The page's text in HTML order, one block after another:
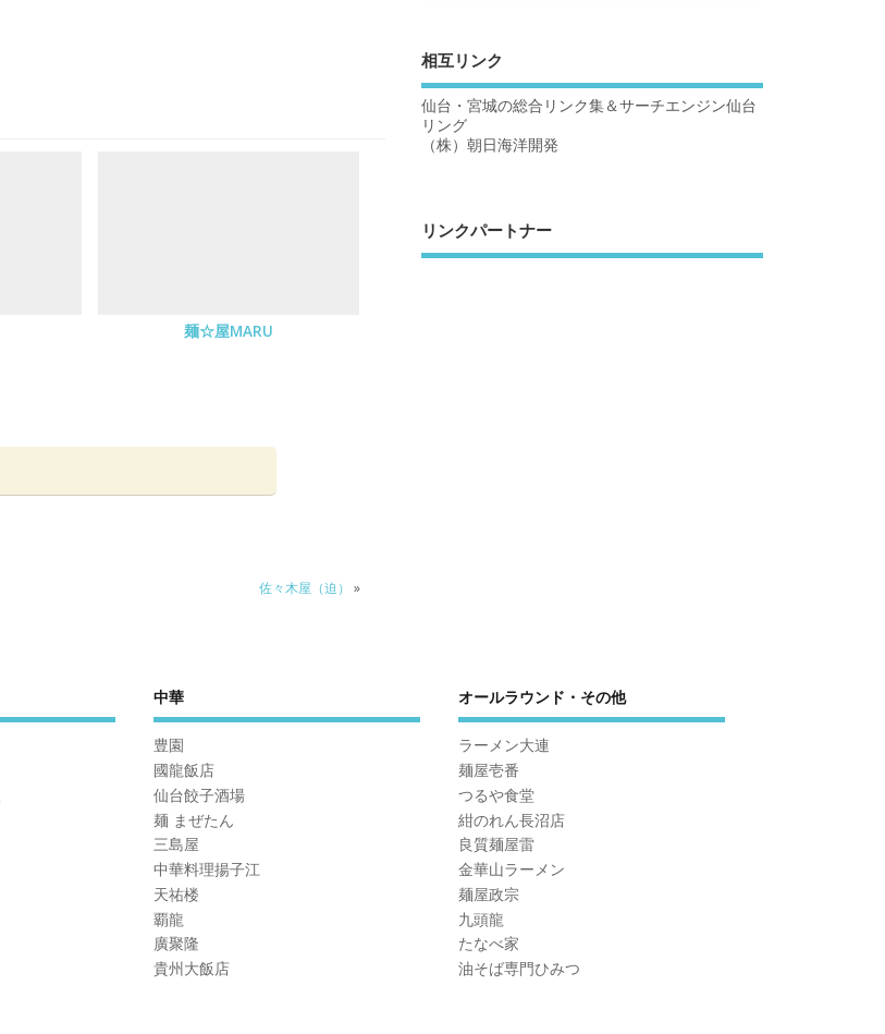
麺☆屋MARU
佐々木屋（迫） »
相互リンク
仙台・宮城の総合リンク集＆サーチエンジン仙台
リング
（株）朝日海洋開発
リンクパートナー
中華
豊園
國龍飯店
仙台餃子酒場
麺 まぜたん
三島屋
中華料理揚子江
天祐楼
覇龍
廣聚隆
貴州大飯店
オールラウンド・その他
ラーメン大連
麺屋壱番
つるや食堂
紺のれん長沼店
良質麺屋雷
金華山ラーメン
麺屋政宗
九頭龍
たなべ家
油そば専門ひみつ